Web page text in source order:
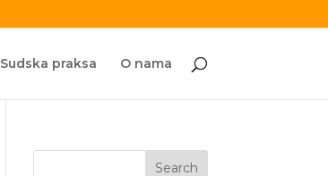
Sudska praksa O nama
Search